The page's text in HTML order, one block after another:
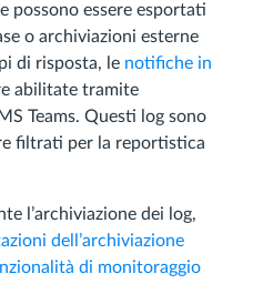
possono essere esportati
o archiviazioni esterne
di risposta, le notifiche in
abilitate tramite
Teams. Questi log sono
filtrati per la reportistica
l’archiviazione dei log,
dell’archiviazione
di monitoraggio